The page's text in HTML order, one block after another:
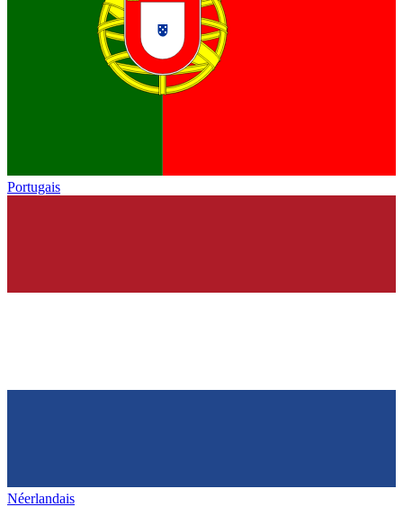
Portugais
Néerlandais